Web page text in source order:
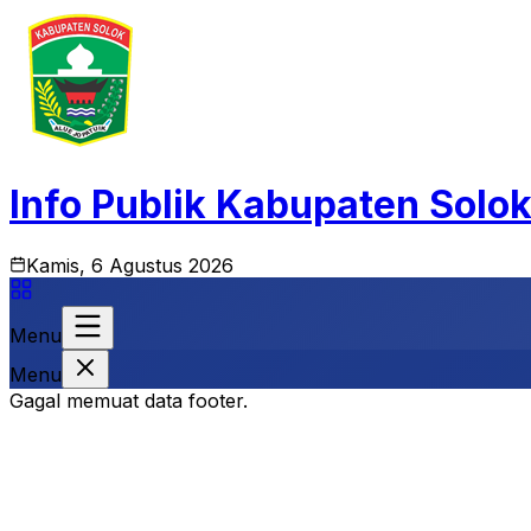
Info Publik Kabupaten Solok
Kamis, 6 Agustus 2026
Menu
Menu
Gagal memuat data footer.